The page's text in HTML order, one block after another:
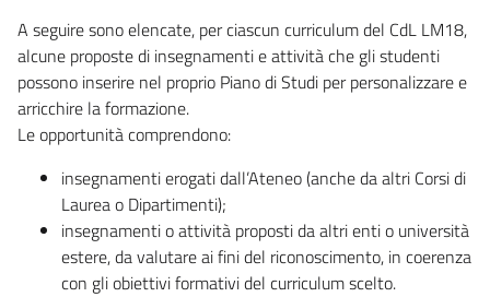
A seguire sono elencate, per ciascun curriculum del CdL LM18,
alcune proposte di insegnamenti e attività che gli studenti
possono inserire nel proprio Piano di Studi per personalizzare e
arricchire la formazione.
Le opportunità comprendono:
insegnamenti erogati dall’Ateneo (anche da altri Corsi di
Laurea o Dipartimenti);
insegnamenti o attività proposti da altri enti o università
estere, da valutare ai fini del riconoscimento, in coerenza
con gli obiettivi formativi del curriculum scelto.